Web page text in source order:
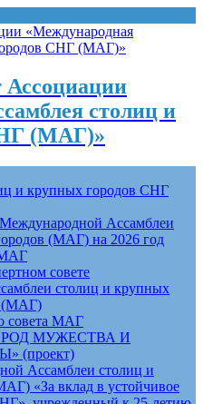
столиц и
(МАГ)»
и крупных городов СНГ
Ассамблеи
(МАГ) на 2026 год
МАГ
совете
столиц и крупных
(МАГ)
совета МАГ
МУЖЕСТВА И
(проект)
Ассамблеи столиц и
«За вклад в устойчивое